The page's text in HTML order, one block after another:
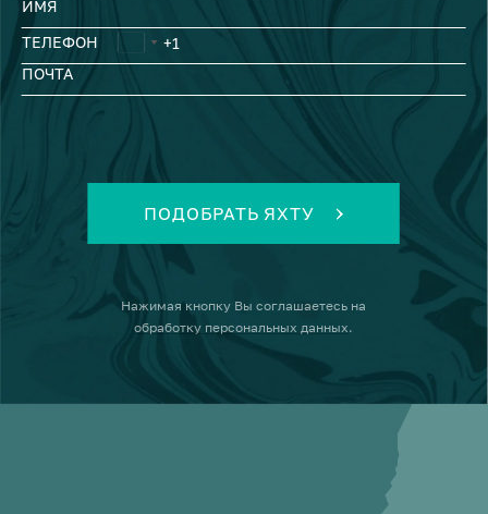
ИМЯ
ТЕЛЕФОН
ПОЧТА
ПОДОБРАТЬ ЯХТУ
Нажимая кнопку Вы соглашаетесь на
обработку персональных данных.